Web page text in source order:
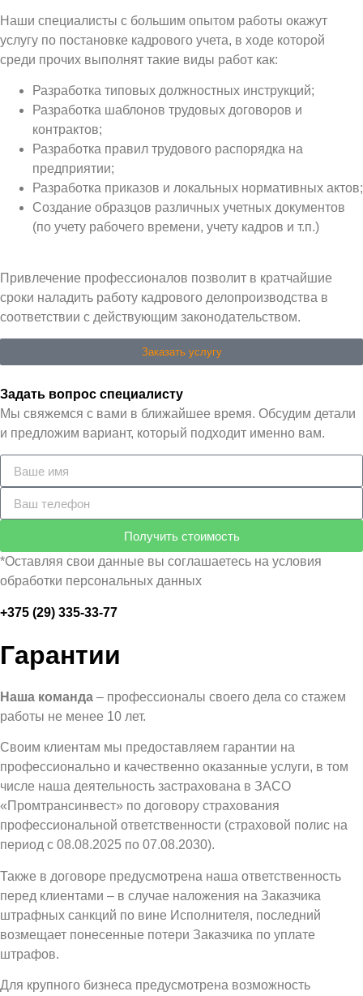
Наши специалисты с большим опытом работы окажут
услугу по постановке кадрового учета, в ходе которой
среди прочих выполнят такие виды работ как:
Разработка типовых должностных инструкций;
Разработка шаблонов трудовых договоров и
контрактов;
Разработка правил трудового распорядка на
предприятии;
Разработка приказов и локальных нормативных актов;
Создание образцов различных учетных документов
(по учету рабочего времени, учету кадров и т.п.)
Привлечение профессионалов позволит в кратчайшие
сроки наладить работу кадрового делопроизводства в
соответствии с действующим законодательством.
Заказать услугу
Задать вопрос специалисту
Мы свяжемся с вами в ближайшее время. Обсудим детали
и предложим вариант, который подходит именно вам.
Получить стоимость
*Оставляя свои данные вы соглашаетесь на условия
обработки персональных данных
+375 (29) 335-33-77
Гарантии
Наша команда – профессионалы своего дела со стажем
работы не менее 10 лет.
Своим клиентам мы предоставляем гарантии на
профессионально и качественно оказанные услуги, в том
числе наша деятельность застрахована в ЗАСО
«Промтрансинвест» по договору страхования
профессиональной ответственности (страховой полис на
период с 08.08.2025 по 07.08.2030).
Также в договоре предусмотрена наша ответственность
перед клиентами – в случае наложения на Заказчика
штрафных санкций по вине Исполнителя, последний
возмещает понесенные потери Заказчика по уплате
штрафов.
Для крупного бизнеса предусмотрена возможность